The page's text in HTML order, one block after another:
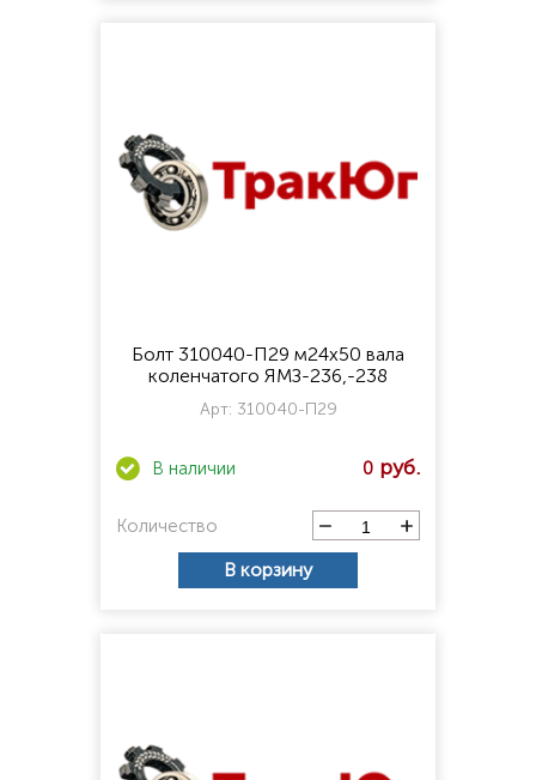
Болт 310040-П29 м24х50 вала
коленчатого ЯМЗ-236,-238
Арт: 310040-П29
0
Количество
В корзину